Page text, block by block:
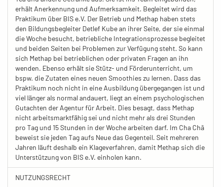
erhält Anerkennung und Aufmerksamkeit. Begleitet wird das
Praktikum über BIS e.V. Der Betrieb und Methap haben stets
den Bildungsbegleiter Detlef Kube an ihrer Seite, der sie einmal
die Woche besucht, betriebliche Integrationsprozesse begleitet
und beiden Seiten bei Problemen zur Verfügung steht. So kann
sich Methap bei betrieblichen oder privaten Fragen an ihn
wenden. Ebenso erhält sie Stütz- und Förderunterricht, um
bspw. die Zutaten eines neuen Smoothies zu lernen. Dass das
Praktikum noch nicht in eine Ausbildung übergegangen ist und
viel länger als normal andauert, liegt an einem psychologischen
Gutachten der Agentur für Arbeit. Dies besagt, dass Methap
nicht arbeitsmarktfähig sei und nicht mehr als drei Stunden
pro Tag und 15 Stunden in der Woche arbeiten darf. Im Cha Chã
beweist sie jeden Tag aufs Neue das Gegenteil. Seit mehreren
Jahren läuft deshalb ein Klageverfahren, damit Methap sich die
Unterstützung von BIS e.V. einholen kann.
NUTZUNGSRECHT